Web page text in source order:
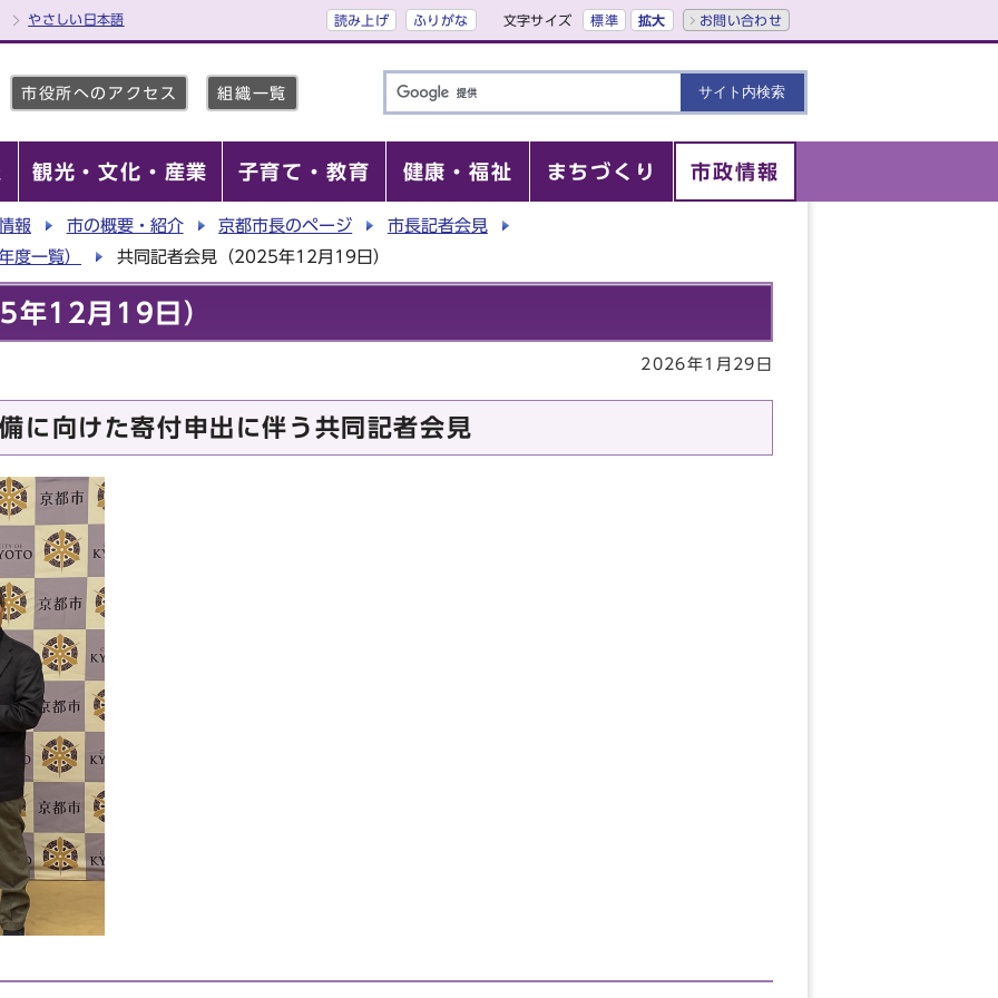
やさしい日本語 読み上げ ふりがな 文字サイズ 標準 拡大 お問い合わせ
市役所へのアクセス 組織一覧
観光・文化・産業 子育て・教育 健康・福祉 まちづくり 市政情報
報 市の概要・紹介 京都市長のページ
市長記者会見
度一覧）
共同記者会見（2025年12月19日）
年12月19日）
2026年1月29日
に向けた寄付申出に伴う共同記者会見